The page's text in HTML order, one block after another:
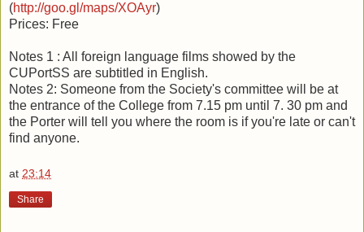
(http://goo.gl/maps/XOAyr)
Prices: Free
Notes 1 : All foreign language films showed by the
CUPortSS are subtitled in English.
Notes 2: Someone from the Society's committee will be at
the entrance of the College from 7.15 pm until 7. 30 pm and
the Porter will tell you where the room is if you're late or can't
find anyone.
at 23:14
Share